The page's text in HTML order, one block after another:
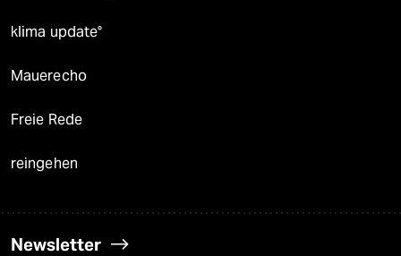
klima update°
Mauerecho
Freie Rede
reingehen
Newsletter